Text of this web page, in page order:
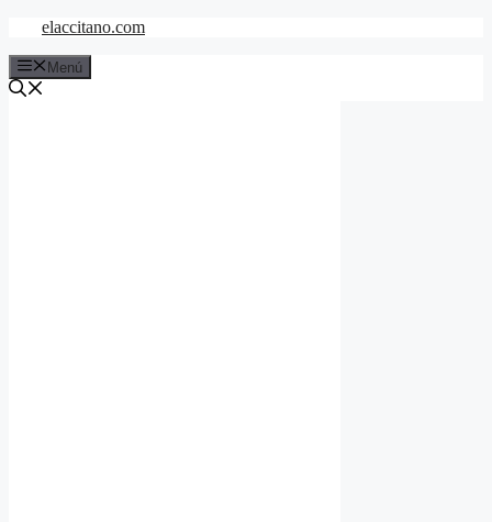
Saltar
contenido
elaccitano.com
Menú